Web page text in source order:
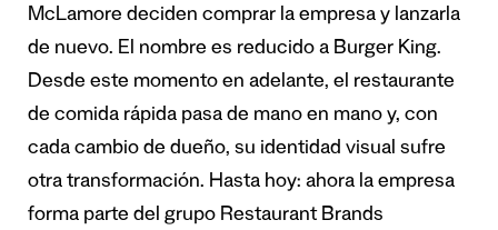
McLamore deciden comprar la empresa y lanzarla
de nuevo. El nombre es reducido a Burger King.
Desde este momento en adelante, el restaurante
de comida rápida pasa de mano en mano y, con
cada cambio de dueño, su identidad visual sufre
otra transformación. Hasta hoy: ahora la empresa
forma parte del grupo Restaurant Brands